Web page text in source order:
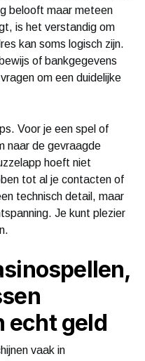
belooft maar meteen
is het verstandig om
kan soms logisch zijn.
of bankgegevens
om een duidelijke
Voor je een spel of
naar de gevraagde
hoeft niet
tot al je contacten of
technisch detail, maar
Je kunt plezier
echt geld
vaak in